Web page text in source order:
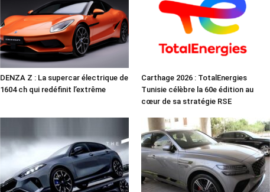
DENZA Z : La supercar électrique de
1604 ch qui redéfinit l’extrême
Carthage 2026 : TotalEnergies
Tunisie célèbre la 60e édition au
cœur de sa stratégie RSE